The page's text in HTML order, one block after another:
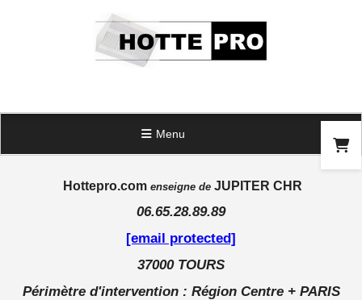
Menu
Hottepro.com enseigne de JUPITER CHR
06.65.28.89.89
[email protected]
37000 TOURS
Périmètre d'intervention : Région Centre + PARIS